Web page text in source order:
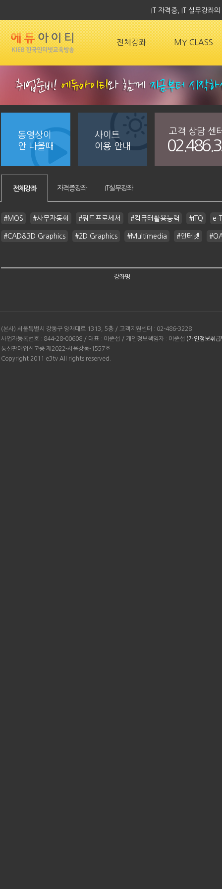
IT 자격증, IT 실무강좌
전체강좌 MY CLASS
동영상이
안 나올때
사이트
이용 안내
고객 상담 센
전체강좌 자격증강좌 IT실무강좌
#MOS #사무자동화 #워드프로세서 #컴퓨터활용능력 #ITQ e-
#CAD&3D Graphics #2D Graphics #Multimedia #인터넷
강좌명
(본사) 서울특별시 강동구 양재대로 1313, 5층 / 고객지원센터 : 02-486-3228
사업자등록번호 : 844-28-00608 / 대표 : 이준섭 / 개인정보책임자 : 이준섭 (개인정보취
통신판매업신고증 제2022-서울강동-1557호
Copyright 2011 e3tv All rights reserved.